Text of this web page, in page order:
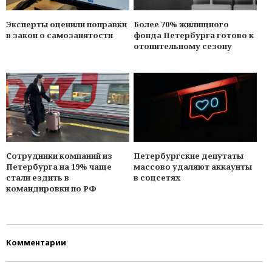
Эксперты оценили поправки
в закон о самозанятости
Более 70% жилищного
фонда Петербурга готово к
отопительному сезону
Сотрудники компаний из
Петербурга на 19% чаще
стали ездить в
командировки по РФ
Петербургские депутаты
массово удаляют аккаунты
в соцсетях
Комментарии